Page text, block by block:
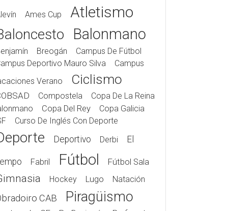
Ames Cup Atletismo
Balonmano
Breogán
Campus De Fútbol
Deportivo Mauro Silva
Campus
Verano
Ciclismo
Compostela
Copa De La Reina
Copa Del Rey
Copa Galicia
Curso De Inglés Con Deporte
Deportivo Derbi El
Fabril Fútbol Fútbol Sala
Hockey Lugo Natación
CAB Piragüismo